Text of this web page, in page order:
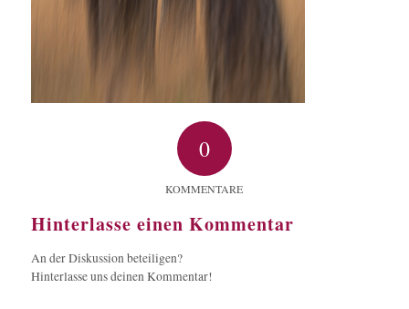
0
KOMMENTARE
Hinterlasse einen Kommentar
An der Diskussion beteiligen?
Hinterlasse uns deinen Kommentar!